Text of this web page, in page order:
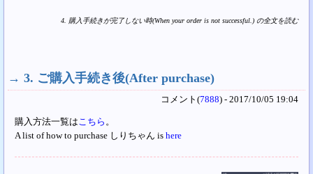
4. 購入手続きが完了しない時(When your order is not successful.) の全文を読む
→3. ご購入手続き後(After purchase)
コメント(7888) - 2017/10/05 19:04
購入方法一覧はこちら 。
A list of how to purchase しりちゃん ishere